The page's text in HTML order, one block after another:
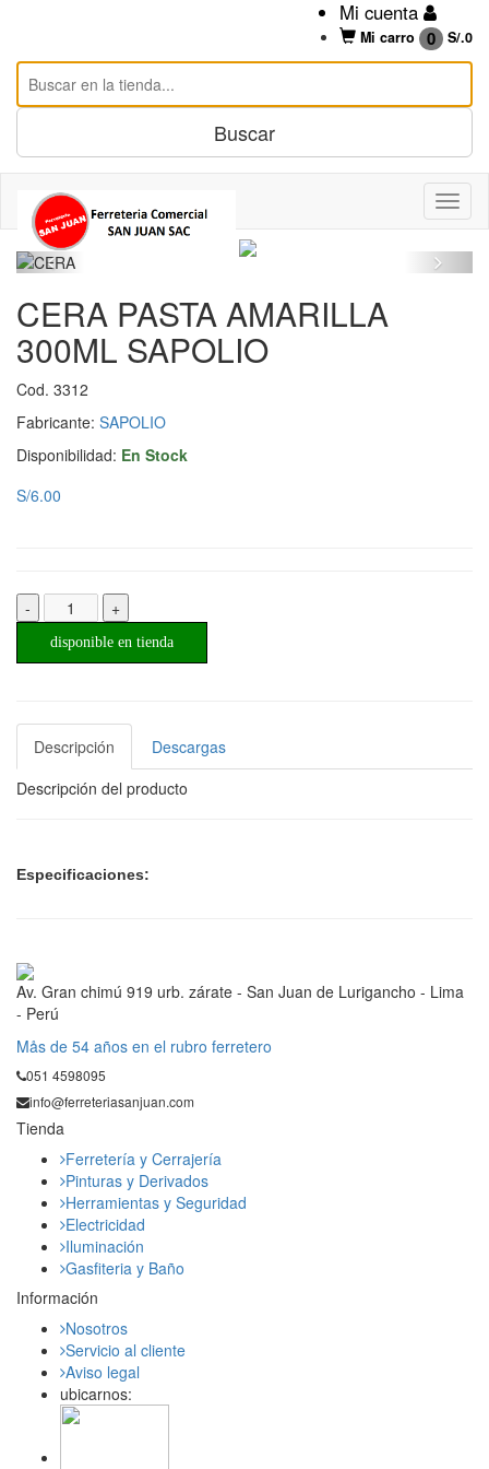
Mi cuenta
Mi carro 0 S/.0
CERA PASTA AMARILLA
300ML SAPOLIO
Cod. 3312
Fabricante: SAPOLIO
Disponibilidad: En Stock
S/6.00
- +
disponible en tienda
Descripción
Descargas
Descripción del producto
Especificaciones:
Av. Gran chimú 919 urb. zárate - San Juan de Lurigancho - Lima
- Perú
Mås de 54 años en el rubro ferretero
051 4598095
info@ferreteriasanjuan.com
Tienda
Ferretería y Cerrajería
Pinturas y Derivados
Herramientas y Seguridad
Electricidad
Iluminación
Gasfiteria y Baño
Información
Nosotros
Servicio al cliente
Aviso legal
ubicarnos: